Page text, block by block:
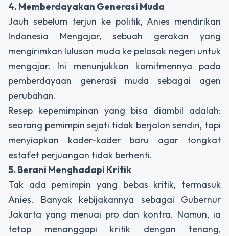
4. Memberdayakan Generasi Muda
Jauh sebelum terjun ke politik, Anies mendirikan
Indonesia Mengajar, sebuah gerakan yang
mengirimkan lulusan muda ke pelosok negeri untuk
mengajar. Ini menunjukkan komitmennya pada
pemberdayaan generasi muda sebagai agen
perubahan.
Resep kepemimpinan yang bisa diambil adalah:
seorang pemimpin sejati tidak berjalan sendiri, tapi
menyiapkan kader-kader baru agar tongkat
estafet perjuangan tidak berhenti.
5. Berani Menghadapi Kritik
Tak ada pemimpin yang bebas kritik, termasuk
Anies. Banyak kebijakannya sebagai Gubernur
Jakarta yang menuai pro dan kontra. Namun, ia
tetap menanggapi kritik dengan tenang,